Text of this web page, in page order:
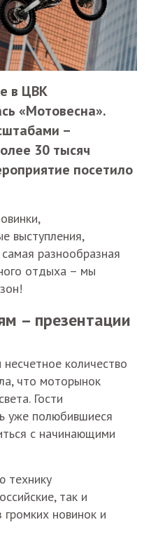
в ЦВК
«Мотовесна».
–
30 тысяч
посетило
выступления,
разнообразная
отдыха – мы
– презентации
количество
что моторынок
Гости
уже полюбившиеся
с начинающими
технику
так и
новинок и